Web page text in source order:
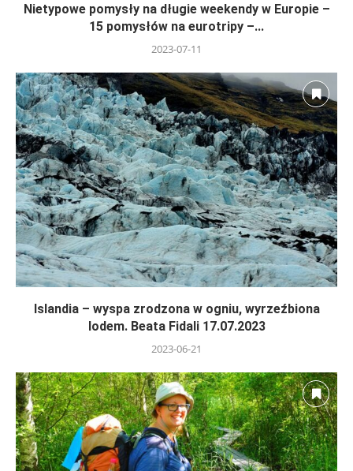
Nietypowe pomysły na długie weekendy w Europie –
15 pomysłów na eurotripy –...
2023-07-11
Islandia – wyspa zrodzona w ogniu, wyrzeźbiona
lodem. Beata Fidali 17.07.2023
2023-06-21